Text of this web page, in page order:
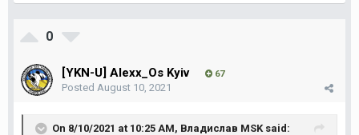
0
[YKN-U] Alexx_Os Kyiv 67
Posted August 10, 2021
On 8/10/2021 at 10:25 AM, Владислав MSK said: